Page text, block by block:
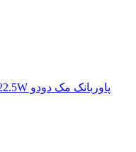
پاوربانک مک دودو 22.5W مدل MC-389 ظرفیت 20000 میلی آمپر ساعت